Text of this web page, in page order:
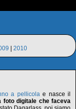
2010
a pellicolae nasce il
foto digitale che faceva